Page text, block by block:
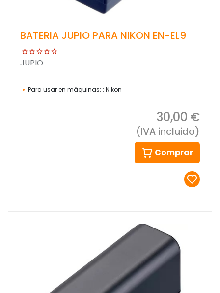
BATERIA JUPIO PARA NIKON EN-EL9
JUPIO
Para usar en máquinas: : Nikon
30,00 €
(IVA incluido)
Comprar